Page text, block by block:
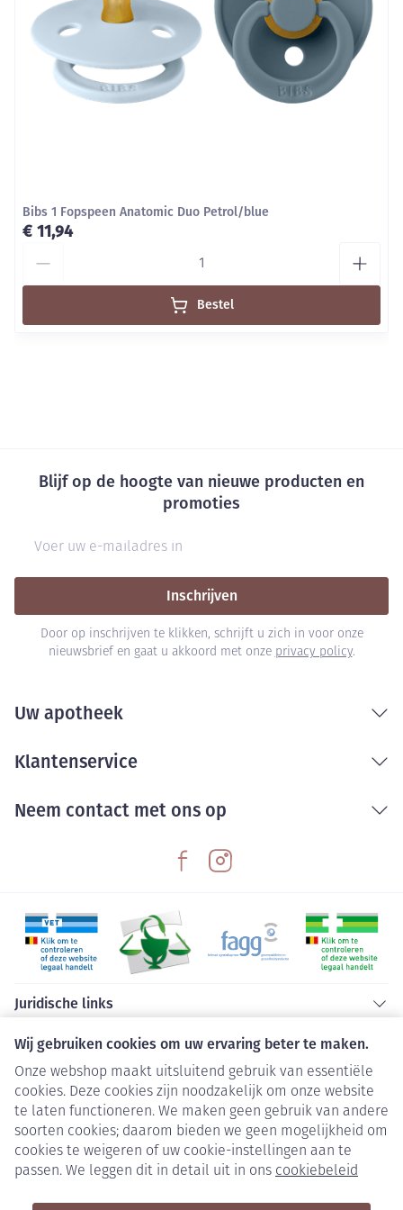
Wij gebruiken cookies om uw ervaring beter te maken.
Onze webshop maakt uitsluitend gebruik van essentiële
cookies. Deze cookies zijn noodzakelijk om onze website
te laten functioneren. We maken geen gebruik van andere
soorten cookies; daarom bieden we geen mogelijkheid om
cookies te weigeren of uw cookie-instellingen aan te
passen. We leggen dit in detail uit in ons cookiebeleid
Bibs 1 Fopspeen Anatomic Duo Petrol/blue
€ 11,94
Bestel
Blijf op de hoogte van nieuwe producten en
promoties
Inschrijven
Door op inschrijven te klikken, schrijft u zich in voor onze
nieuwsbrief en gaat u akkoord met onze privacy policy.
Uw apotheek
Klantenservice
Neem contact met ons op
Juridische links